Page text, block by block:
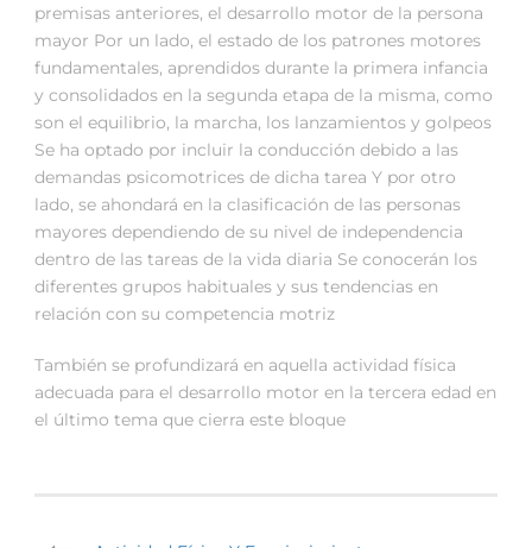
premisas anteriores, el desarrollo motor de la persona
mayor Por un lado, el estado de los patrones motores
fundamentales, aprendidos durante la primera infancia
y consolidados en la segunda etapa de la misma, como
son el equilibrio, la marcha, los lanzamientos y golpeos
Se ha optado por incluir la conducción debido a las
demandas psicomotrices de dicha tarea Y por otro
lado, se ahondará en la clasificación de las personas
mayores dependiendo de su nivel de independencia
dentro de las tareas de la vida diaria Se conocerán los
diferentes grupos habituales y sus tendencias en
relación con su competencia motriz
También se profundizará en aquella actividad física
adecuada para el desarrollo motor en la tercera edad en
el último tema que cierra este bloque